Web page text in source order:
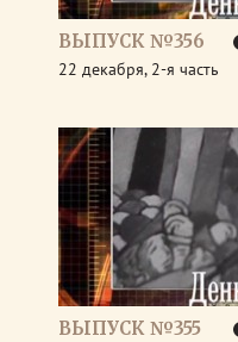
ВЫПУСК №356
22 декабря, 2-я часть
ВЫПУСК №355